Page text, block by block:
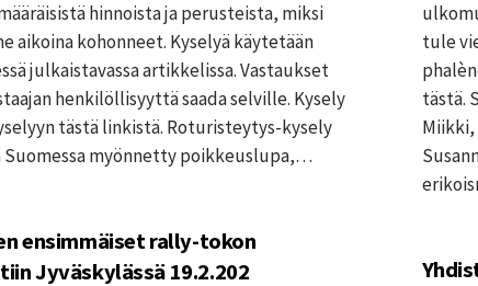
hinnoista ja perusteista, miksi
aikoina kohonneet. Kyselyä käytetään
julkaistavassa artikkelissa. Vastaukset
henkilöllisyyttä saada selville. Kysely
tästä linkistä. Roturisteytys-kysely
myönnetty poikkeuslupa,…
tule
tästä.
Miikki,
ensimmäiset rally-tokon
Jyväskylässä 19.2.202